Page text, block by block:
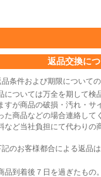
返品交換に
条件および期限についての
については万全を期して検
すが商品の破損・汚れ・サ
た商品などの場合連絡して
など当社負担にて代わりの
のお客様都合による返品
品到着後７日を過ぎたもの。